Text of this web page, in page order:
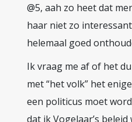
@5, aah zo heet dat
haar niet zo
helemaal goed
Ik vraag me af of het
met “het volk” het
een politicus moet
dat ik Vogelaar’s